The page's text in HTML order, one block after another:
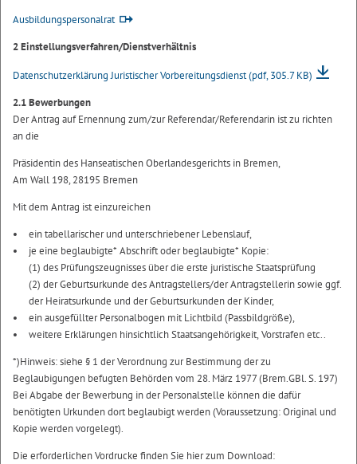
Ausbildungspersonalrat
2 Einstellungsverfahren/Dienstverhältnis
Datenschutzerklärung Juristischer Vorbereitungsdienst(pdf, 305.7 KB)
2.1 Bewerbungen
Der Antrag auf Ernennung zum/zur Referendar/Referendarin ist zu richten
an die
Präsidentin des Hanseatischen Oberlandesgerichts in Bremen,
Am Wall 198, 28195 Bremen
Mit dem Antrag ist einzureichen
ein tabellarischer und unterschriebener Lebenslauf,
je eine beglaubigte* Abschrift oder beglaubigte* Kopie:
(1) des Prüfungszeugnisses über die erste juristische Staatsprüfung
(2) der Geburtsurkunde des Antragstellers/der Antragstellerin sowie ggf.
der Heiratsurkunde und der Geburtsurkunden der Kinder,
ein ausgefüllter Personalbogen mit Lichtbild (Passbildgröße),
weitere Erklärungen hinsichtlich Staatsangehörigkeit, Vorstrafen etc..
*)Hinweis: siehe § 1 der Verordnung zur Bestimmung der zu
Beglaubigungen befugten Behörden vom 28. März 1977 (Brem.GBl. S. 197)
Bei Abgabe der Bewerbung in der Personalstelle können die dafür
benötigten Urkunden dort beglaubigt werden (Voraussetzung: Original und
Kopie werden vorgelegt).
Die erforderlichen Vordrucke finden Sie hier zum Download: